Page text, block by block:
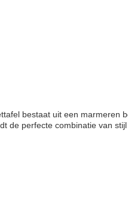
bestaat uit een marmeren
de perfecte combinatie van